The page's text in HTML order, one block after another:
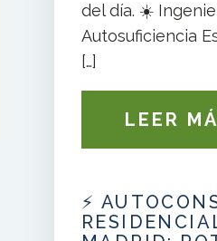
del día. ☀️
Autosuficiencia
[…]
LEER
⚡